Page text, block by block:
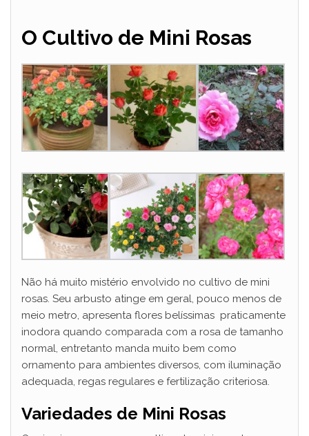
V
i
d
e
o
O Cultivo de Mini Rosas
Não há muito mistério envolvido no cultivo de mini
rosas. Seu arbusto atinge em geral, pouco menos de
meio metro, apresenta flores belíssimas praticamente
inodora quando comparada com a rosa de tamanho
normal, entretanto manda muito bem como
ornamento para ambientes diversos, com iluminação
adequada, regas regulares e fertilização criteriosa.
Variedades de Mini Rosas